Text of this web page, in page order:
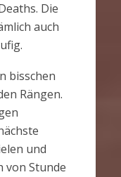
Die
auch
bisschen
Rängen.
und
von Stunde